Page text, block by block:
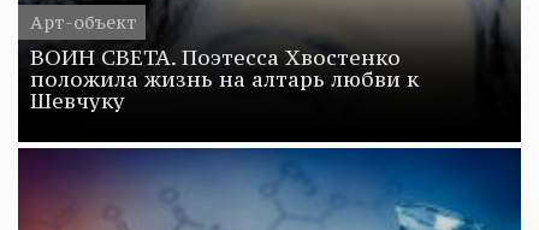
Арт-объект
ВОИН СВЕТА. Поэтесса Хвостенко
положила жизнь на алтарь любви к
Шевчуку